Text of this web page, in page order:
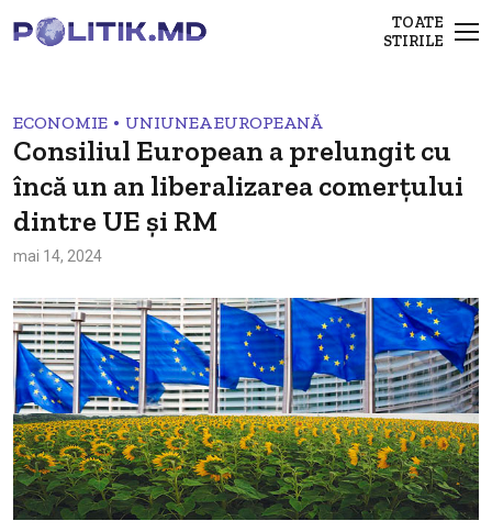
TOATE
STIRILE
ECONOMIE • UNIUNEA EUROPEANĂ
Consiliul European a prelungit cu
încă un an liberalizarea comerțului
dintre UE și RM
mai 14, 2024